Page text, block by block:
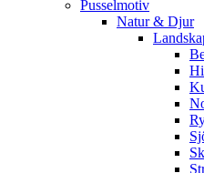
Pusselmotiv
Natur & Djur